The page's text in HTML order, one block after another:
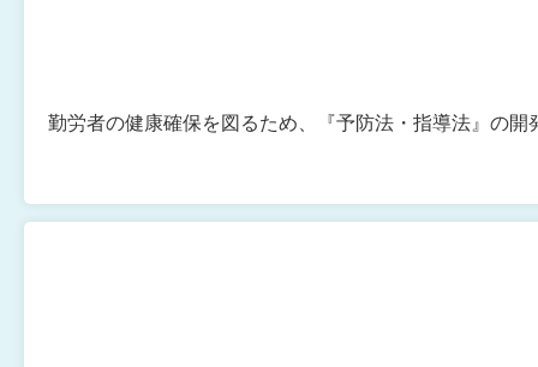
勤労者の健康確保を図るため、『予防法・指導法』の